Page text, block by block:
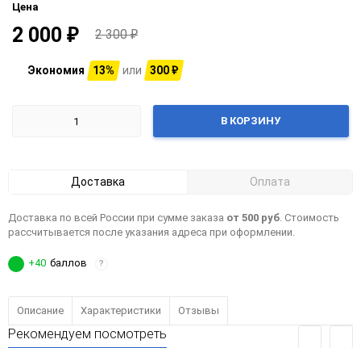
Цена
2 000 ₽ 2 300₽
Экономия 13% или 300₽
В КОРЗИНУ
Доставка Оплата
Доставка по всей России при сумме заказа от 500 руб. Стоимость
рассчитывается после указания адреса при оформлении.
+40 баллов ?
Описание Характеристики Отзывы
Рекомендуем посмотреть